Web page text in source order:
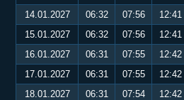
14.01.2027
06:32 07:56 12:41
15.01.2027
06:32 07:56 12:41
16.01.2027
06:31 07:55 12:42
17.01.2027
06:31 07:55 12:42
18.01.2027
06:31 07:54 12:42